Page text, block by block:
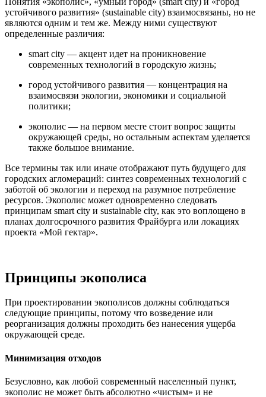
устойчивого развития» (sustainable city) взаимосвязаны, но не
являются одним и тем же. Между ними существуют
определенные различия:
smart city — акцент идет на проникновение
современных технологий в городскую жизнь;
город устойчивого развития — концентрация на
взаимосвязи экологии, экономики и социальной
политики;
экополис — на первом месте стоит вопрос защиты
окружающей среды, но остальным аспектам уделяется
также большое внимание.
Все термины так или иначе отображают путь будущего для
городских агломераций: синтез современных технологий с
заботой об экологии и переход на разумное потребление
ресурсов. Экополис может одновременно следовать
принципам smart city и sustainable city, как это воплощено в
планах долгосрочного развития Фрайбурга или локациях
проекта «Мой гектар».
Принципы экополиса
При проектировании экополисов должны соблюдаться
следующие принципы, потому что возведение или
реорганизация должны проходить без нанесения ущерба
окружающей среде.
Минимизация отходов
Безусловно, как любой современный населенный пункт,
экополис не может быть абсолютно «чистым» и не